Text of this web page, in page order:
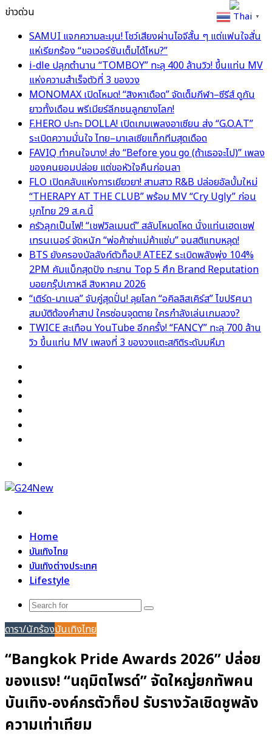
ข่าวด่วน
SAMUI แจกความละมุน! โชว์เสียงผ่านไอจีสั้น ๆ แต่แฟนใจสั่น
แห่เรียกร้อง “ขอเวอร์ชันเต็มได้ไหม?”
i-dle ปลุกตำนาน “TOMBOY” ทะลุ 400 ล้านวิว! ขึ้นแท่น MV
แห่งความสำเร็จตัวที่ 3 ของวง
MONOMAX เปิดโหมด! “สิงหาเดือด” จัดเต็มกีฬา–ซีรีส์ ดูกัน
ยาวทั้งเดือน พรีเมียร์ลีกชนลูกยางโลก!
F.HERO ปะทะ DOLLA! เปิดเกมเพลงอาเซียน ส่ง “G.O.A.T”
ระเบิดความมั่นใจ ไทย–มาเลเซียแท็กทีมสุดเดือด
FAVIQ ทำคนใจบาง! ส่ง “Before you go (ถ้าเธอจะไป)” เพลง
ของคนยอมปล่อย แต่ขอหัวใจคืนก่อนลา
FLO เปิดคลับแห่งการเยียวยา! สามสาว R&B ปล่อยอัลบั้มใหม่
“THERAPY AT THE CLUB” พร้อม MV “Cry Ugly” ก่อน
บุกไทย 29 ส.ค.นี้
ครัวลุกเป็นไฟ! “เชฟวิลเมนต์” สลับโหมดโหด นั่งแท่นเฮดเชฟ
เทรนเนอร์ จัดหนัก “พ่อค้าซ่าแม่ค้าแซ่บ” จนสติแทบหลุด!
BTS ยังครองบัลลังก์ตัวท็อป! ATEEZ ระเบิดพลังพุ่ง 104%
2PM คัมแบ็กสุดปัง ทะยาน Top 5 ศึก Brand Reputation
บอยกรุ๊ปเกาหลี สิงหาคม 2026
“เติร์ด-มาเบล” จับคู่สุดปั่น! ลุยโลก “อคิลลิสเคิร์ส” ไขปริศนา
สมบัติต้องคำสาป ใครซ่อนจุดตาย ใครกำลังเล่นเกมลวง?
TWICE สะเทือน YouTube อีกครั้ง! “FANCY” ทะลุ 700 ล้าน
วิว ขึ้นแท่น MV เพลงที่ 3 ของวงแตะสถิติระดับมหึมา
Home
บันเทิงไทย
บันเทิงต่างประเทศ
Lifestyle
Search
ดารา/นักร้องบันเทิงไทย
“Bangkok Pride Awards 2026” ปล่อย
ของแรง! “นฤมิตไพรด์” จัดใหญ่ยกทัพคน
บันเทิง-องค์กรตัวท็อป รับรางวัลเชิดชูพลัง
ความเท่าเทียม
Thai ▼